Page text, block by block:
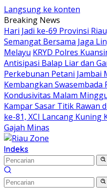
Langsung ke konten
Breaking News
Hari Jadi ke-69 Provinsi
Semangat Bersama Jaga
Melayu KRYD Polres
Antisipasi Balap Liar dan
Perkebunan Petani Jambai
Kembangkan Swasembada
Kondusivitas Malam
Kampar Sasar Titik Rawan
ke-81, XCI Lancang
Gajah Minas
Indeks